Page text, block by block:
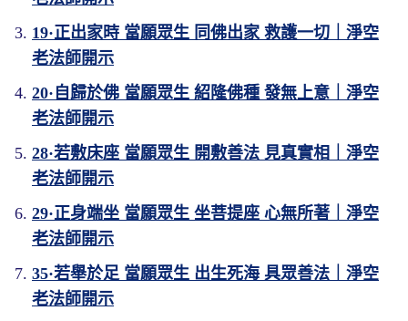
19·正出家時 當願眾生 同佛出家 救護一切｜淨空
老法師開示
20·自歸於佛 當願眾生 紹隆佛種 發無上意｜淨空
老法師開示
28·若敷床座 當願眾生 開敷善法 見真實相｜淨空
老法師開示
29·正身端坐 當願眾生 坐菩提座 心無所著｜淨空
老法師開示
35·若舉於足 當願眾生 出生死海 具眾善法｜淨空
老法師開示